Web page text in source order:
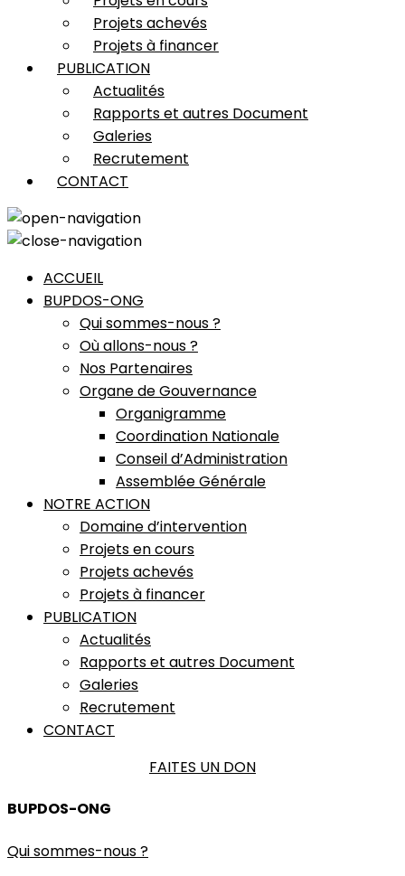
Projets achevés
Projets à financer
PUBLICATION
Actualités
Rapports et autres Document
Galeries
Recrutement
CONTACT
ACCUEIL
BUPDOS-ONG
Qui sommes-nous ?
Où allons-nous ?
Nos Partenaires
Organe de Gouvernance
Organigramme
Coordination Nationale
Conseil d’Administration
Assemblée Générale
NOTRE ACTION
Domaine d’intervention
Projets en cours
Projets achevés
Projets à financer
PUBLICATION
Actualités
Rapports et autres Document
Galeries
Recrutement
CONTACT
FAITES UN DON
BUPDOS-ONG
Qui sommes-nous ?